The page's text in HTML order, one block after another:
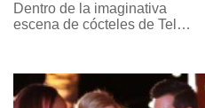
Dentro de la imaginativa
escena de cócteles de Tel